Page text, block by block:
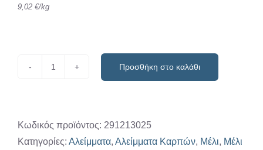
9,02 €/kg
Ξάνθης
400γρ
Προσθήκη στο καλάθι
Κωδικός προϊόντος: 291213025
Κατηγορίες: Αλείμματα, Αλείμματα Καρπών, Μέλι, Μέλι